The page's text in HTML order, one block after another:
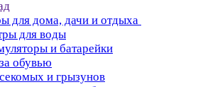
для дома, дачи и отдыха
для воды
и батарейки
обувью
и грызунов